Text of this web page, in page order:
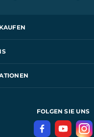
FOLGEN SIE UNS